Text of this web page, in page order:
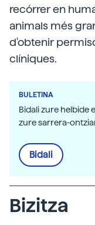
recórrer en
animals més
d'obtenir
clíniques.
BULETINA
Bidali zure helbide
zure sarrera-
Bidali
Bizitza